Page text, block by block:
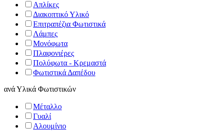
Απλίκες
Διακοπτικό Υλικό
Επιτραπέζια Φωτιστικά
Λάμπες
Μονόφωτα
Πλαφονιέρες
Πολύφωτα - Κρεμαστά
Φωτιστικά Δαπέδου
ανάΥλικά Φωτιστικών
Μέταλλο
Γυαλί
Αλουμίνιο